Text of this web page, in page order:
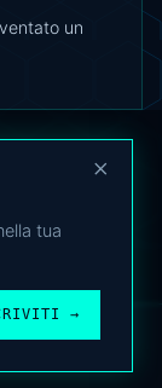
un
×
tua
→
·COOKIE POLICY